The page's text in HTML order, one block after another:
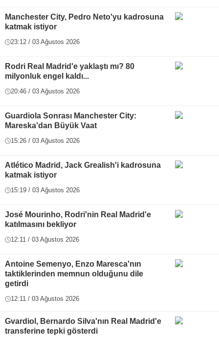
Manchester City, Pedro Neto'yu kadrosuna
katmak istiyor
23:12 / 03 Ağustos 2026
Rodri Real Madrid'e yaklaştı mı? 80
milyonluk engel kaldı...
20:46 / 03 Ağustos 2026
Guardiola Sonrası Manchester City:
Mareska'dan Büyük Vaat
15:26 / 03 Ağustos 2026
Atlético Madrid, Jack Grealish'i kadrosuna
katmak istiyor
15:19 / 03 Ağustos 2026
José Mourinho, Rodri'nin Real Madrid'e
katılmasını bekliyor
12:11 / 03 Ağustos 2026
Antoine Semenyo, Enzo Maresca'nın
taktiklerinden memnun olduğunu dile
getirdi
12:11 / 03 Ağustos 2026
Gvardiol, Bernardo Silva'nın Real Madrid'e
transferine tepki gösterdi